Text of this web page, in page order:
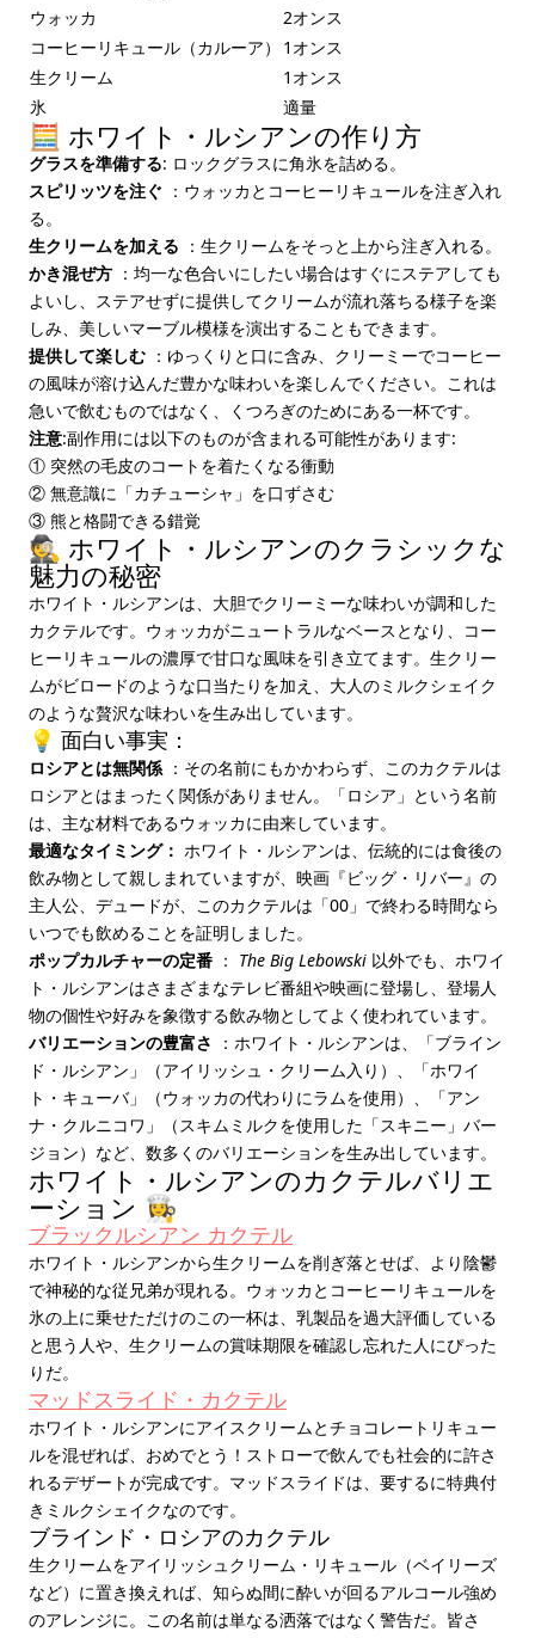
ウォッカ
2オンス
コーヒーリキュール（カルーア）
1オンス
生クリーム
1オンス
氷
適量
🧮 ホワイト・ルシアンの作り方
グラスを準備する: ロックグラスに角氷を詰める。
スピリッツを注ぐ ：ウォッカとコーヒーリキュールを注ぎ入れ
る。
生クリームを加える ：生クリームをそっと上から注ぎ入れる。
かき混ぜ方 ：均一な色合いにしたい場合はすぐにステアしても
よいし、ステアせずに提供してクリームが流れ落ちる様子を楽
しみ、美しいマーブル模様を演出することもできます。
提供して楽しむ ：ゆっくりと口に含み、クリーミーでコーヒー
の風味が溶け込んだ豊かな味わいを楽しんでください。これは
急いで飲むものではなく、くつろぎのためにある一杯です。
注意:副作用には以下のものが含まれる可能性があります:
① 突然の毛皮のコートを着たくなる衝動
② 無意識に「カチューシャ」を口ずさむ
③ 熊と格闘できる錯覚
🕵️ ホワイト・ルシアンのクラシックな
魅力の秘密
ホワイト・ルシアンは、大胆でクリーミーな味わいが調和した
カクテルです。ウォッカがニュートラルなベースとなり、コー
ヒーリキュールの濃厚で甘口な風味を引き立てます。生クリー
ムがビロードのような口当たりを加え、大人のミルクシェイク
のような贅沢な味わいを生み出しています。
💡 面白い事実：
ロシアとは無関係 ：その名前にもかかわらず、このカクテルは
ロシアとはまったく関係がありません。「ロシア」という名前
は、主な材料であるウォッカに由来しています。
最適なタイミング： ホワイト・ルシアンは、伝統的には食後の
飲み物として親しまれていますが、映画『ビッグ・リバー』の
主人公、デュードが、このカクテルは「00」で終わる時間なら
いつでも飲めることを証明しました。
ポップカルチャーの定番 ： The Big Lebowski 以外でも、ホワイ
ト・ルシアンはさまざまなテレビ番組や映画に登場し、登場人
物の個性や好みを象徴する飲み物としてよく使われています。
バリエーションの豊富さ
：ホワイト・ルシアンは、「ブライン
ド・ルシアン」（アイリッシュ・クリーム入り）、「ホワイ
ト・キューバ」（ウォッカの代わりにラムを使用）、「アン
ナ・クルニコワ」（スキムミルクを使用した「スキニー」バー
ジョン）など、数多くのバリエーションを生み出しています。
ホワイト・ルシアンのカクテルバリエ
ーション 👩‍🍳
ブラックルシアン カクテル
ホワイト・ルシアンから生クリームを削ぎ落とせば、より陰鬱
で神秘的な従兄弟が現れる。ウォッカとコーヒーリキュールを
氷の上に乗せただけのこの一杯は、乳製品を過大評価している
と思う人や、生クリームの賞味期限を確認し忘れた人にぴった
りだ。
マッドスライド・カクテル
ホワイト・ルシアンにアイスクリームとチョコレートリキュー
ルを混ぜれば、おめでとう！ストローで飲んでも社会的に許さ
れるデザートが完成です。マッドスライドは、要するに特典付
きミルクシェイクなのです。
ブラインド・ロシアのカクテル
生クリームをアイリッシュクリーム・リキュール（ベイリーズ
など）に置き換えれば、知らぬ間に酔いが回るアルコール強め
のアレンジに。この名前は単なる洒落ではなく警告だ。皆さ